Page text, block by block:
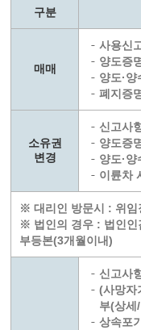
구분
매매
사용신
양도증
양도·
폐지증
소유권
변경
신고사
양도증
양도·
이륜차
※ 대리인 방문시 : 위임
※ 법인의 경우 : 법인인
부등본(3개월이내)
신고사
(사망자
부(상세
상속포